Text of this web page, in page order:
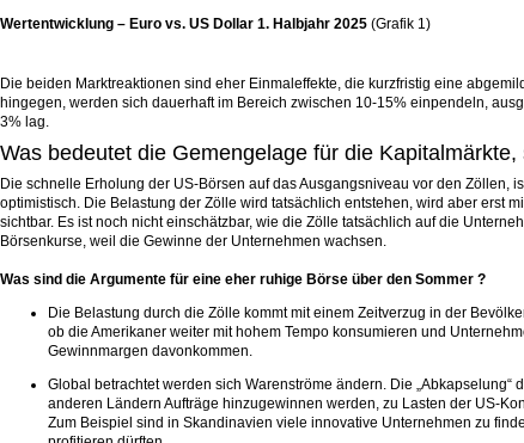
Wertentwicklung – Euro vs. US Dollar 1. Halbjahr 2025 (Grafik 1)
Die beiden Marktreaktionen sind eher Einmaleffekte, die kurzfristig eine
hingegen, werden sich dauerhaft im Bereich zwischen 10-15% einpendeln,
3% lag.
Was bedeutet die Gemengelage für die
Die schnelle Erholung der US-Börsen auf das Ausgangsniveau vor den Zöllen,
optimistisch. Die Belastung der Zölle wird tatsächlich entstehen, wird aber erst
sichtbar. Es ist noch nicht einschätzbar, wie die Zölle tatsächlich auf die
Börsenkurse, weil die Gewinne der Unternehmen wachsen.
Was sind die Argumente für eine eher ruhige Börse über den Sommer ?
Die Belastung durch die Zölle kommt mit einem Zeitverzug in der
ob die Amerikaner weiter mit hohem Tempo konsumieren und
Gewinnmargen davonkommen.
Global betrachtet werden sich Warenströme ändern. Die „Abkapselung“
anderen Ländern Aufträge hinzugewinnen werden, zu Lasten der US-
Zum Beispiel sind in Skandinavien viele innovative Unternehmen zu